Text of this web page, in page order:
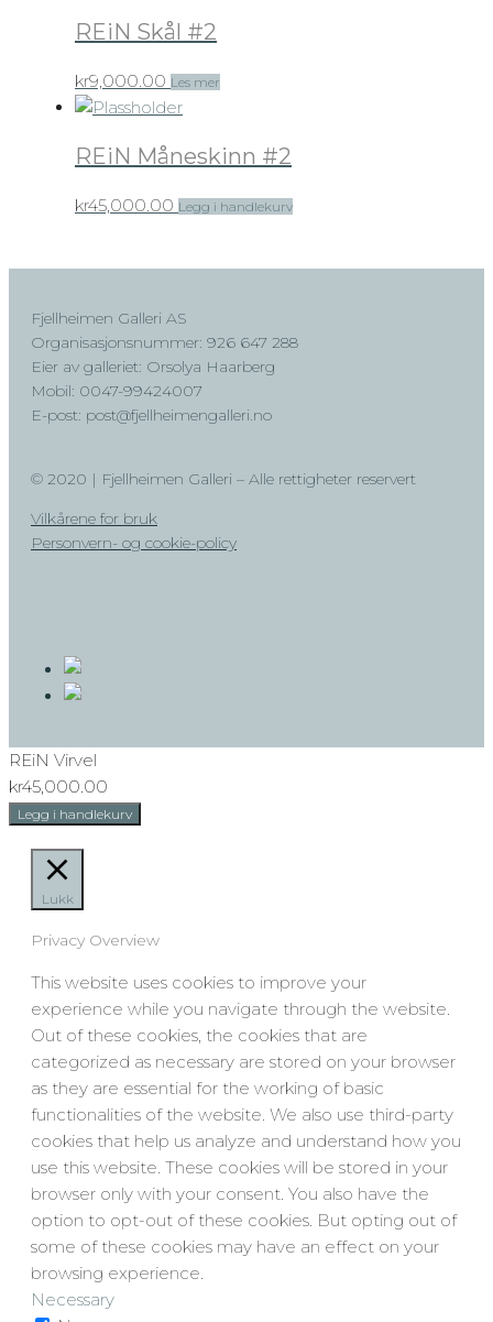
REiN Skål #2
kr9,000.00 Les mer
REiN Måneskinn #2
kr45,000.00 Legg i handlekurv
Fjellheimen Galleri AS
Organisasjonsnummer: 926 647 288
Eier av galleriet: Orsolya Haarberg
Mobil: 0047-99424007
E-post: post@fjellheimengalleri.no
© 2020 | Fjellheimen Galleri – Alle rettigheter reservert
Vilkårene for bruk
Personvern- og cookie-policy
REiN Virvel
kr45,000.00
REiN
antall
Legg i handlekurv
Lukk
Privacy Overview
This website uses cookies to improve your
experience while you navigate through the website.
Out of these cookies, the cookies that are
categorized as necessary are stored on your browser
as they are essential for the working of basic
functionalities of the website. We also use third-party
cookies that help us analyze and understand how you
use this website. These cookies will be stored in your
browser only with your consent. You also have the
option to opt-out of these cookies. But opting out of
some of these cookies may have an effect on your
browsing experience.
Necessary